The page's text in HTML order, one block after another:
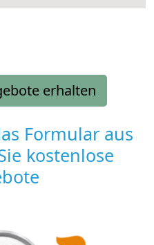
erhalten
Formular aus
kostenlose